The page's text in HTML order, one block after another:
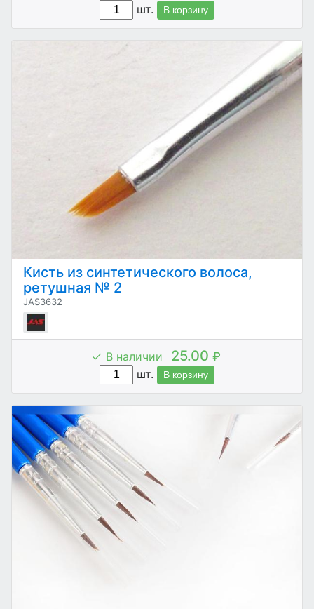
шт.
В корзину
Кисть из синтетического волоса,
ретушная № 2
JAS3632
В наличии 25.00 ₽
шт.
В корзину